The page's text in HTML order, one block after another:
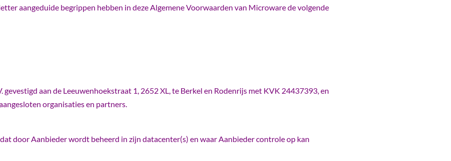
aangeduide begrippen hebben in deze Algemene Voorwaarden van Microware de volgende
aan de Leeuwenhoekstraat 1, 2652 XL, te Berkel en Rodenrijs met KVK 24437393, en
organisaties en partners.
door Aanbieder wordt beheerd in zijn datacenter(s) en waar Aanbieder controle op kan